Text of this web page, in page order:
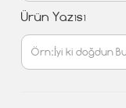
Ürün Yazısı